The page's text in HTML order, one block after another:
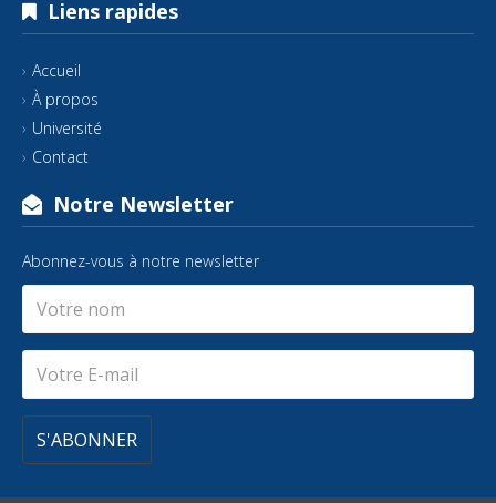
Liens rapides
Accueil
À propos
Université
Contact
Notre Newsletter
Abonnez-vous à notre newsletter
S'ABONNER